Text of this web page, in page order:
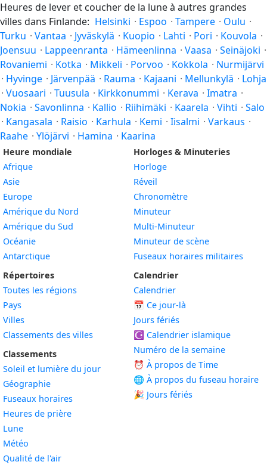
Heures de lever et coucher de la lune à autres grandes
villes dans Finlande: Helsinki · Espoo · Tampere · Oulu ·
Turku · Vantaa · Jyväskylä · Kuopio · Lahti · Pori · Kouvola ·
Joensuu · Lappeenranta · Hämeenlinna · Vaasa · Seinäjoki ·
Rovaniemi · Kotka · Mikkeli · Porvoo · Kokkola · Nurmijärvi
· Hyvinge · Järvenpää · Rauma · Kajaani · Mellunkylä · Lohja
· Vuosaari · Tuusula · Kirkkonummi · Kerava · Imatra ·
Nokia · Savonlinna · Kallio · Riihimäki · Kaarela · Vihti · Salo
· Kangasala · Raisio · Karhula · Kemi · Iisalmi · Varkaus ·
Raahe · Ylöjärvi · Hamina · Kaarina
Heure mondiale
Afrique
Asie
Europe
Amérique du Nord
Amérique du Sud
Océanie
Antarctique
Répertoires
Toutes les régions
Pays
Villes
Classements des villes
Classements
Soleil et lumière du jour
Géographie
Fuseaux horaires
Heures de prière
Lune
Météo
Qualité de l'air
Horloges & Minuteries
Horloge
Réveil
Chronomètre
Minuteur
Multi-Minuteur
Minuteur de scène
Fuseaux horaires militaires
Calendrier
Calendrier
📅 Ce jour-là
Jours fériés
☪️ Calendrier islamique
Numéro de la semaine
⏰ À propos de Time
🌐 À propos du fuseau horaire
🎉 Jours fériés